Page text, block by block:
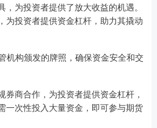
为投资者提供了放大收益的机遇。
为投资者提供资金杠杆，助力其撬动
机构颁发的牌照，确保资金安全和交
商合作，为投资者提供资金杠杆，
一次性投入大量资金，即可参与期货